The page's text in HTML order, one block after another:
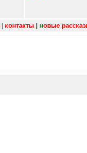
контакты новые